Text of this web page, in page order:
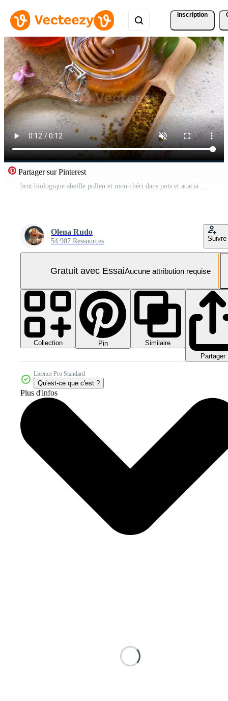
Inscription
Partager sur Pinterest
brut biologique abeille pollen et mon chéri dans pots et acacia fleurs. Vidéo Pro
Olena Rudo
54 907 Ressources Suivre
Gratuit avec EssaiAucune attribution requise
Collection Pin
Similaire
Partager
Licence Pro Standard
Qu'est-ce que c'est ?
Plus d'infos